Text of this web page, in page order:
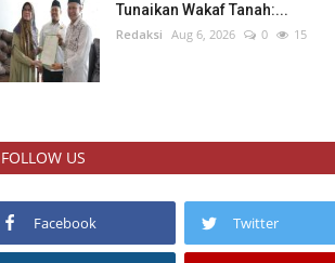
Tunaikan Wakaf Tanah:...
Redaksi Aug 6, 2026 0 15
FOLLOW US
Facebook Twitter